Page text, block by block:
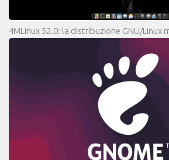
4MLinux 52.0: la distribuzione GNU/